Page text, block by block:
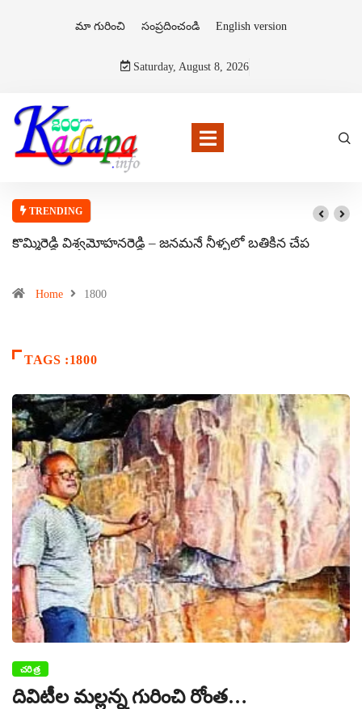
మా గురించి సంప్రదించండి English version
Saturday, August 8, 2026
TRENDING
కొమ్మిరెడ్డి విశ్వమోహనరెడ్డి – జనమనే నీళ్ళలో బతికిన చేప
Home 1800
TAGS :1800
చరిత్ర
దివిటీల మల్లన్న గురించి రోంత…